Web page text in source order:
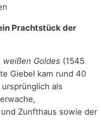
Prachtstück der
weißen Goldes (1545
Giebel kam rund 40
als
Zunfthaus sowie der